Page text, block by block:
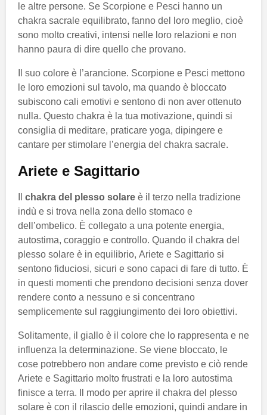
le altre persone. Se Scorpione e Pesci hanno un
chakra sacrale equilibrato, fanno del loro meglio, cioè
sono molto creativi, intensi nelle loro relazioni e non
hanno paura di dire quello che provano.
Il suo colore è l’arancione. Scorpione e Pesci mettono
le loro emozioni sul tavolo, ma quando è bloccato
subiscono cali emotivi e sentono di non aver ottenuto
nulla. Questo chakra è la tua motivazione, quindi si
consiglia di meditare, praticare yoga, dipingere e
cantare per stimolare l’energia del chakra sacrale.
Ariete e Sagittario
chakra del plesso solare è il terzo nella tradizione
indù e si trova nella zona dello stomaco e
dell’ombelico. È collegato a una potente energia,
autostima, coraggio e controllo. Quando il chakra del
plesso solare è in equilibrio, Ariete e Sagittario si
sentono fiduciosi, sicuri e sono capaci di fare di tutto. È
in questi momenti che prendono decisioni senza dover
rendere conto a nessuno e si concentrano
semplicemente sul raggiungimento dei loro obiettivi.
Solitamente, il giallo è il colore che lo rappresenta e ne
influenza la determinazione. Se viene bloccato, le
cose potrebbero non andare come previsto e ciò rende
Ariete e Sagittario molto frustrati e la loro autostima
finisce a terra. Il modo per aprire il chakra del plesso
solare è con il rilascio delle emozioni, quindi andare in